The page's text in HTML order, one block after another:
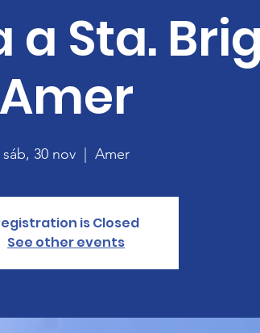
a Sta.
Amer
sáb, 30 nov
  |
Amer
is Closed
See other events